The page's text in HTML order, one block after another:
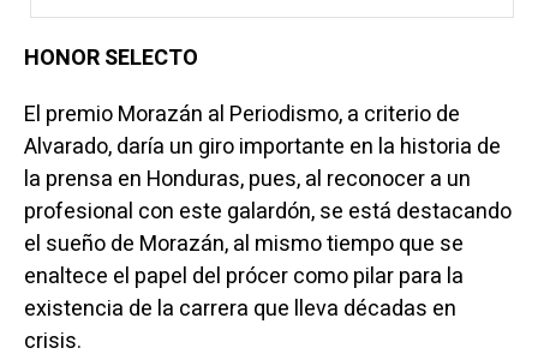
HONOR SELECTO
El premio Morazán al Periodismo, a criterio de
Alvarado, daría un giro importante en la historia de
la prensa en Honduras, pues, al reconocer a un
profesional con este galardón, se está destacando
el sueño de Morazán, al mismo tiempo que se
enaltece el papel del prócer como pilar para la
existencia de la carrera que lleva décadas en
crisis.